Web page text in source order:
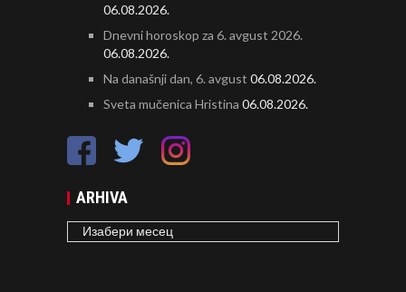
06.08.2026.
Dnevni horoskop za 6. avgust 2026.
06.08.2026.
Na današnji dan, 6. avgust 06.08.2026.
Sveta mučenica Hristina 06.08.2026.
ARHIVA
ARHIVA